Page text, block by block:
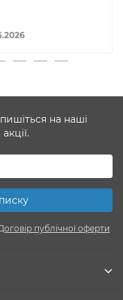
на наші
публічної оферти